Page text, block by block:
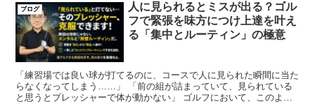
ブログ
人に見られるとミスが出る？ゴル
フで緊張を味方につけ上達を叶え
る「集中とルーティン」の極意
「練習場では良い球が打てるのに、コースで人に見られた瞬間に当た
らなくなってしまう……」 「前の組が詰まっていて、見られている
と思うとプレッシャーで体が動かない」 ゴルフにおいて、このよう